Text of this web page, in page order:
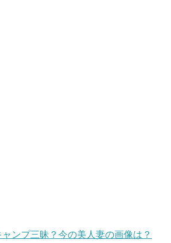
ンプ三昧？今の美人妻の画像は？